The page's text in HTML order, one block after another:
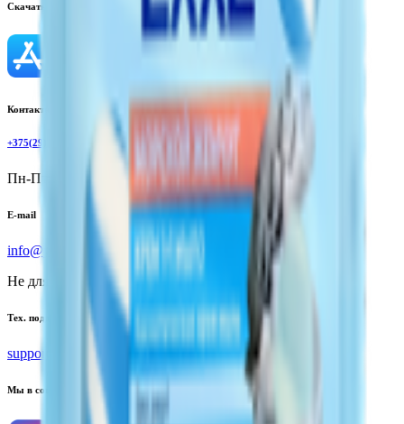
Скачать приложение
Контактный телефон
+375(29)6875999
Пн-Пт: 8:00 - 17:00
E-mail
info@yoda.by
Не для электронных обращений
Тех. поддержка
support@yoda.by
Мы в соцсетях